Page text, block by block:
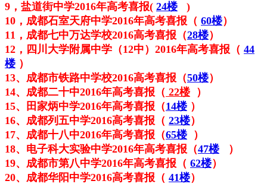
9，盐道街中学2016年高考喜报( 24楼
)
10，成都石室天府中学2016年高考喜报（ 60楼）
11，成都七中万达学校2016高考喜报（28楼）
12，四川大学附属中学（12中）2016年高考喜报（ 44
楼 ）
13、成都市铁路中学校2016高考喜报 （50楼）
14、成都二十中2016年高考喜报（ 22楼 ）
15、田家炳中学2016年高考喜报（14楼 ）
16、 成都列五中学2016高考喜报 （ 23楼）
17、成都十八中2016年高考喜报（65楼）
18、电子科大实验中学2016年高考喜报（47楼）
19、成都市第八中学2016年高考喜报（ 62楼）
20、 成都华阳中学2016高考喜报 （ 41楼）